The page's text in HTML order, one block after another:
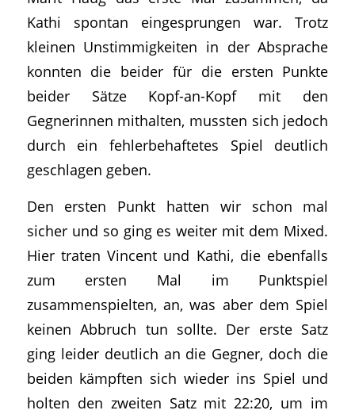
Kathi spontan eingesprungen war. Trotz
kleinen Unstimmigkeiten in der Absprache
konnten die beider für die ersten Punkte
beider Sätze Kopf-an-Kopf mit den
Gegnerinnen mithalten, mussten sich jedoch
durch ein fehlerbehaftetes Spiel deutlich
geschlagen geben.
Den ersten Punkt hatten wir schon mal
sicher und so ging es weiter mit dem Mixed.
Hier traten Vincent und Kathi, die ebenfalls
zum ersten Mal im Punktspiel
zusammenspielten, an, was aber dem Spiel
keinen Abbruch tun sollte. Der erste Satz
ging leider deutlich an die Gegner, doch die
beiden kämpften sich wieder ins Spiel und
holten den zweiten Satz mit 22:20, um im